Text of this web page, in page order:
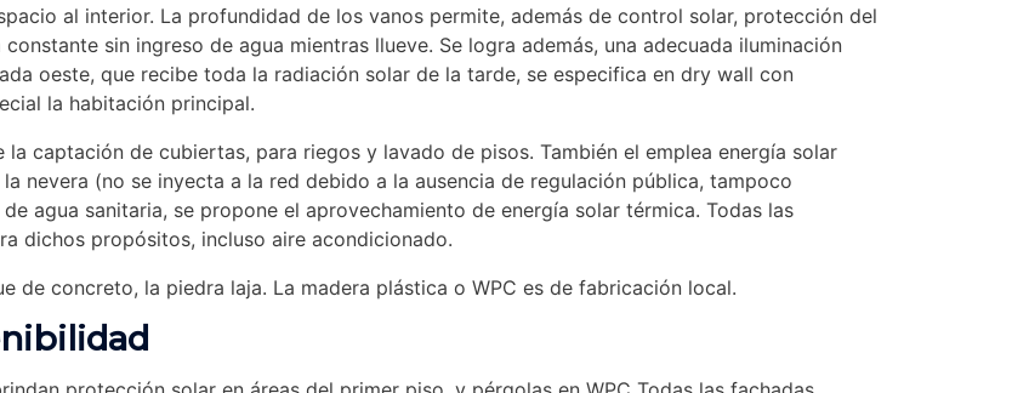
al interior. La profundidad de los vanos permite, además de control solar, protección del
sin ingreso de agua mientras llueve. Se logra además, una adecuada iluminación
oeste, que recibe toda la radiación solar de la tarde, se especifica en dry wall con
la habitación principal.
captación de cubiertas, para riegos y lavado de pisos. También el emplea energía solar
(no se inyecta a la red debido a la ausencia de regulación pública, tampoco
agua sanitaria, se propone el aprovechamiento de energía solar térmica. Todas las
dichos propósitos, incluso aire acondicionado.
de concreto, la piedra laja. La madera plástica o WPC es de fabricación local.